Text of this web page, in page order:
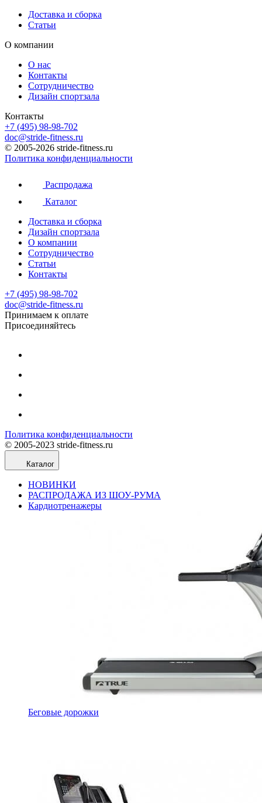
Доставка и сборка
Статьи
О компании
О нас
Контакты
Сотрудничество
Дизайн спортзала
Контакты
+7 (495) 98-98-702
doc@stride-fitness.ru
© 2005-2026 stride-fitness.ru
Политика конфиденциальности
Распродажа
Каталог
Доставка и сборка
Дизайн спортзала
О компании
Сотрудничество
Статьи
Контакты
+7 (495) 98-98-702
doc@stride-fitness.ru
Принимаем к оплате
Присоединяйтесь
Политика конфиденциальности
© 2005-2023 stride-fitness.ru
Каталог
НОВИНКИ
РАСПРОДАЖА ИЗ ШОУ-РУМА
Кардиотренажеры
Беговые дорожки